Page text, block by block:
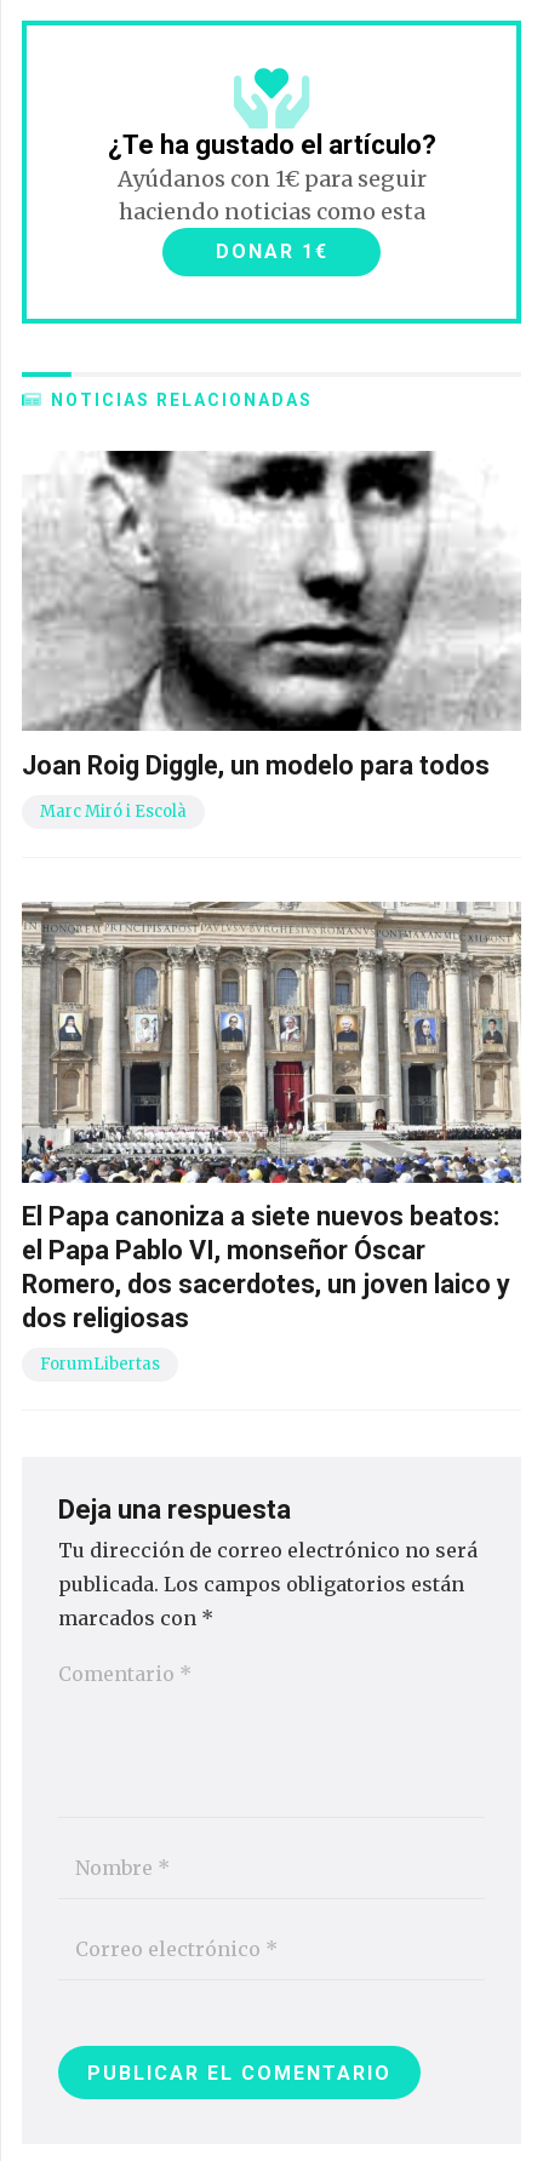
¿Te ha gustado el artículo?
Ayúdanos con 1€ para seguir
haciendo noticias como esta
DONAR 1€
NOTICIAS RELACIONADAS
Joan Roig Diggle, un modelo para todos
Marc Miró i Escolà
El Papa canoniza a siete nuevos beatos:
el Papa Pablo VI, monseñor Óscar
Romero, dos sacerdotes, un joven laico y
dos religiosas
ForumLibertas
Deja una respuesta
Tu dirección de correo electrónico no será
publicada. Los campos obligatorios están
marcados con *
PUBLICAR EL COMENTARIO